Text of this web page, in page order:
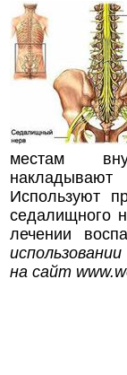
местам
Используют
седалищного
лечении
на сайт